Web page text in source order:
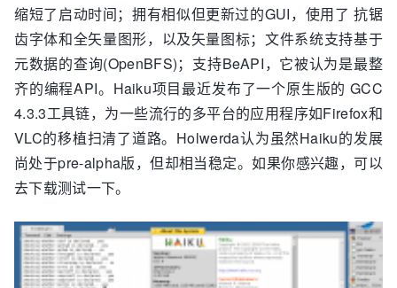
缩短了启动时间；拥有相似但更新过的GUI，使用了 抗锯
齿字体和全矢量图形，以及矢量图标；文件系统支持基于
元数据的查询(OpenBFS)；支持BeAPI，它被认为是最整
齐的编程API。Haiku项目最近发布了一个原生版的 GCC
4.3.3工具链，为一些流行的多平台的应用程序如Firefox和
VLC的移植扫清了道路。Holwerda认为虽然Haiku的发展
尚处于pre-alpha版，但却相当稳定。如果你感兴趣，可以
去下载测试一下。